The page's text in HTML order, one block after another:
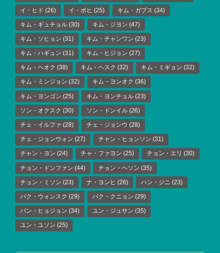
イ・ヒド (26) イ・ボヒ (25) キム・ガプス (34)
キム・ギュチョル (30) キム・ジヨン (47)
キム・ソヒョン (31) キム・チャンワン (23)
キム・ハギュン (31) キム・ヒジョン (27)
キム・ヘオク (38) キム・ヘスク (32) キム・ミギョン (32)
キム・ミンジョン (32) キム・ヨンオク (36)
キム・ヨンゴン (25) キム・ヨンチョル (23)
ソン・オクスク (30) ソン・ドンイル (26)
チェ・イルファ (28) チェ・ジョンウ (28)
チェ・ジョンウォン (27) チャン・ヒョンソン (31)
チャン・ヨン (24) チャ・ファヨン (25) チョン・エリ (30)
チョン・ドンファン (44) チョン・ヘソン (35)
チョン・ミソン (23) ナ・ヨンヒ (26) ハン・ジニ (23)
パク・ウォンスク (29) パク・クニョン (29)
パン・ヒョジョン (34) ユン・ジュサン (35)
ユン・ユソン (25)